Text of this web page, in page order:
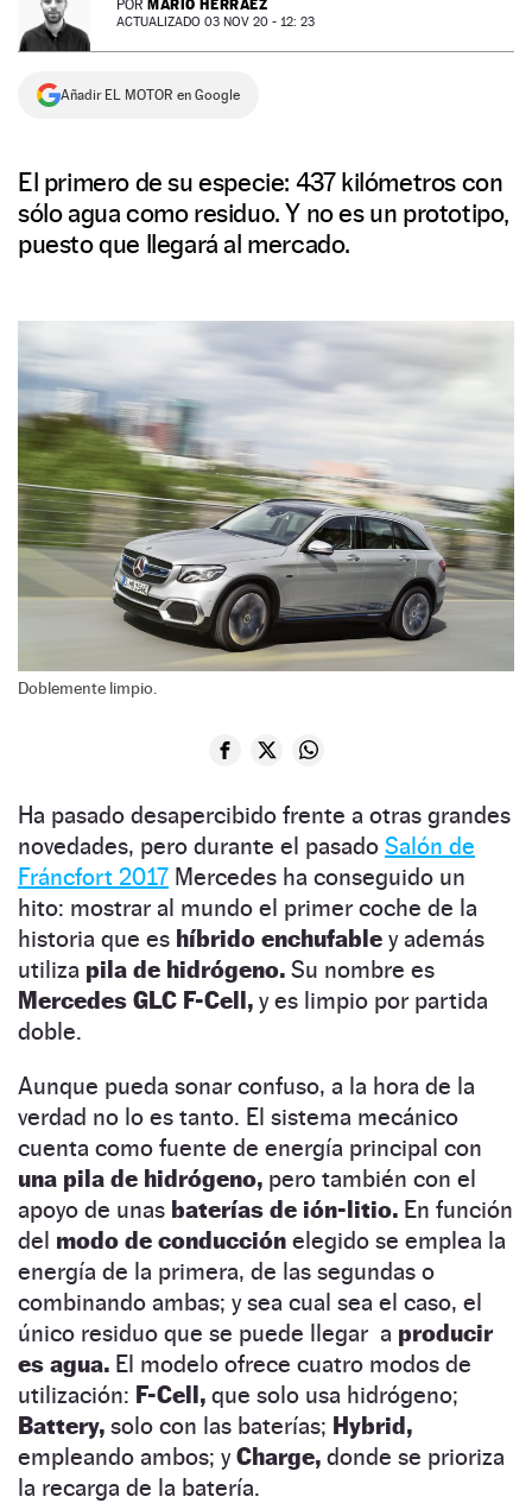
NEWSLETTER
SÍGUENOS
POR MARIO HERRÁEZ
ACTUALIZADO 03 NOV 20 - 12: 23
Añadir EL MOTOR en Google
El primero de su especie: 437 kilómetros con
sólo agua como residuo. Y no es un prototipo,
puesto que llegará al mercado.
Doblemente limpio.
Ha pasado desapercibido frente a otras grandes
novedades, pero durante el pasado Salón de
Fráncfort 2017 Mercedes ha conseguido un
hito: mostrar al mundo el primer coche de la
historia que es híbrido enchufable y además
utiliza pila de hidrógeno. Su nombre es
Mercedes GLC F-Cell, y es limpio por partida
doble.
Aunque pueda sonar confuso, a la hora de la
verdad no lo es tanto. El sistema mecánico
cuenta como fuente de energía principal con
una pila de hidrógeno, pero también con el
apoyo de unas baterías de ión-litio. En función
del modo de conducción elegido se emplea la
energía de la primera, de las segundas o
combinando ambas; y sea cual sea el caso, el
único residuo que se puede llegar a producir
es agua. El modelo ofrece cuatro modos de
utilización: F-Cell, que solo usa hidrógeno;
Battery, solo con las baterías; Hybrid,
empleando ambos; yCharge, donde se prioriza
la recarga de la batería.